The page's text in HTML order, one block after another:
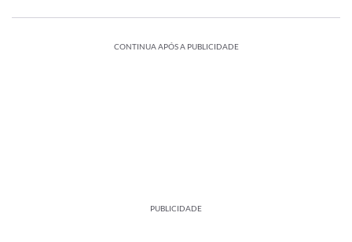
CONTINUA APÓS A PUBLICIDADE
PUBLICIDADE